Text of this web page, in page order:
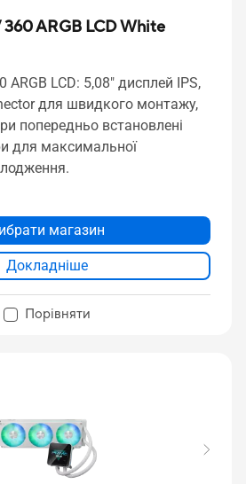
360 ARGB LCD White
ARGB LCD: 5,08" дисплей IPS,
для швидкого монтажу,
попередньо встановлені
для максимальної
магазин
Докладніше
Порівняти